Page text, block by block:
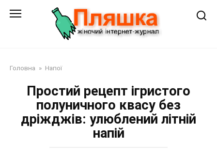
Головна » Напої
Простий рецепт ігристого
полуничного квасу без
дріжджів: улюблений літній
напій